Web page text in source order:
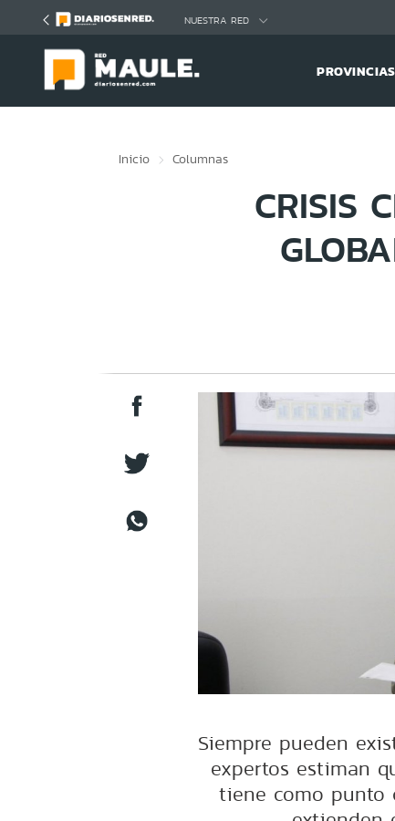
NUESTRA RED
Inicio Columnas
CRISIS
Siempre pueden
expertos estiman
tiene como punto